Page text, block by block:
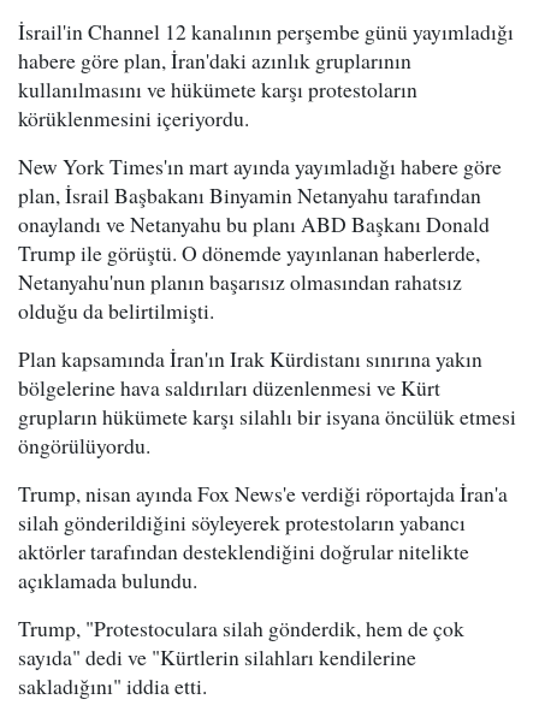
İsrail'in Channel 12 kanalının perşembe günü yayımladığı
habere göre plan, İran'daki azınlık gruplarının
kullanılmasını ve hükümete karşı protestoların
körüklenmesini içeriyordu.
New York Times'ın mart ayında yayımladığı habere göre
plan, İsrail Başbakanı Binyamin Netanyahu tarafından
onaylandı ve Netanyahu bu planı ABD Başkanı Donald
Trump ile görüştü. O dönemde yayınlanan haberlerde,
Netanyahu'nun planın başarısız olmasından rahatsız
olduğu da belirtilmişti.
Plan kapsamında İran'ın Irak Kürdistanı sınırına yakın
bölgelerine hava saldırıları düzenlenmesi ve Kürt
grupların hükümete karşı silahlı bir isyana öncülük etmesi
öngörülüyordu.
Trump, nisan ayında Fox News'e verdiği röportajda İran'a
silah gönderildiğini söyleyerek protestoların yabancı
aktörler tarafından desteklendiğini doğrular nitelikte
açıklamada bulundu.
Trump, "Protestoculara silah gönderdik, hem de çok
sayıda" dedi ve "Kürtlerin silahları kendilerine
sakladığını" iddia etti.